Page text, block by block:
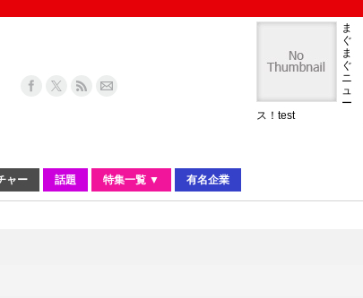
ま
ぐ
ま
ぐ
ニ
ュ
ー
ス！test
ャー 話題 特集一覧 ▼ 有名企業